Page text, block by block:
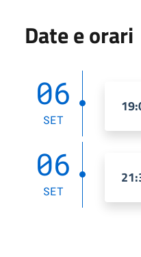
Date e orari
06
SET
06
SET